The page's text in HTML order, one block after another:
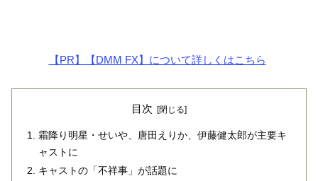
【PR】【DMM FX】について詳しくはこちら
目次
霜降り明星・せいや、唐田えりか、伊藤健太郎が主要キ
ャストに
キャストの「不祥事」が話題に